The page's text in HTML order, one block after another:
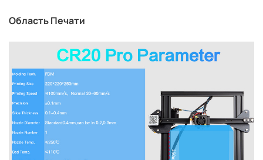
Область Печати